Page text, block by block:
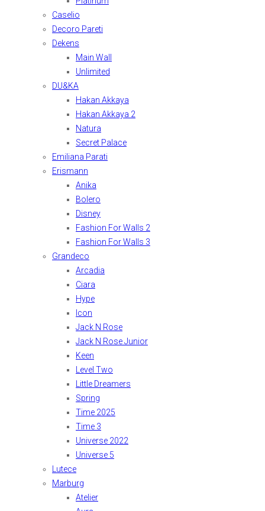
Caselio
Decoro Pareti
Dekens
Main Wall
Unlimited
DU&KA
Hakan Akkaya
Hakan Akkaya 2
Natura
Secret Palace
Emiliana Parati
Erismann
Anika
Bolero
Disney
Fashion For Walls 2
Fashion For Walls 3
Grandeco
Arcadia
Ciara
Hype
Icon
Jack N Rose
Jack N Rose Junior
Keen
Level Two
Little Dreamers
Spring
Time 2025
Time 3
Universe 2022
Universe 5
Lutece
Marburg
Atelier